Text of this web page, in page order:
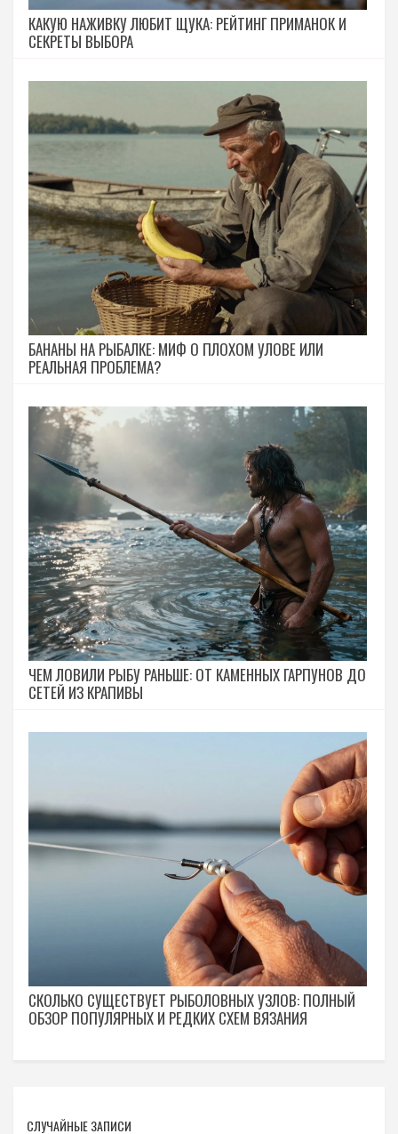
КАКУЮ НАЖИВКУ ЛЮБИТ ЩУКА: РЕЙТИНГ ПРИМАНОК И
СЕКРЕТЫ ВЫБОРА
БАНАНЫ НА РЫБАЛКЕ: МИФ О ПЛОХОМ УЛОВЕ ИЛИ
РЕАЛЬНАЯ ПРОБЛЕМА?
ЧЕМ ЛОВИЛИ РЫБУ РАНЬШЕ: ОТ КАМЕННЫХ ГАРПУНОВ ДО
СЕТЕЙ ИЗ КРАПИВЫ
СКОЛЬКО СУЩЕСТВУЕТ РЫБОЛОВНЫХ УЗЛОВ: ПОЛНЫЙ
ОБЗОР ПОПУЛЯРНЫХ И РЕДКИХ СХЕМ ВЯЗАНИЯ
СЛУЧАЙНЫЕ ЗАПИСИ